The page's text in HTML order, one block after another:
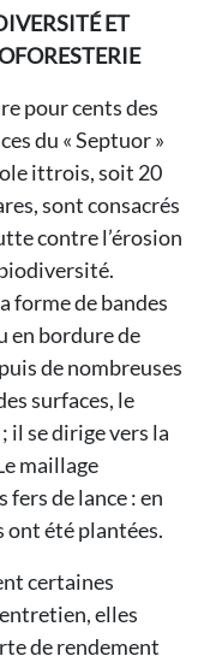
ET
pour cents des
du « Septuor »
ittrois, soit 20
sont consacrés
contre l’érosion
forme de bandes
en bordure de
de nombreuses
surfaces, le
il se dirige vers la
maillage
fers de lance : en
ont été plantées.
certaines
elles
de rendement